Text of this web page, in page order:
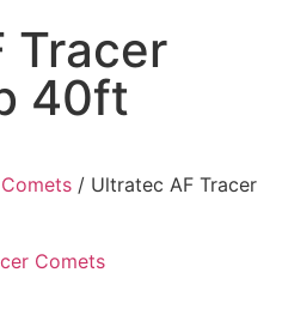
Tracer
40ft
/ Ultratec AF Tracer
Comets